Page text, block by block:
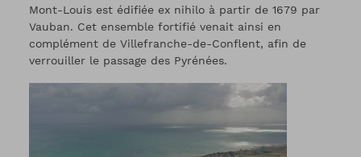
Mont-Louis est édifiée ex nihilo à partir de 1679 par
Vauban. Cet ensemble fortifié venait ainsi en
complément de Villefranche-de-Conflent, afin de
verrouiller le passage des Pyrénées.